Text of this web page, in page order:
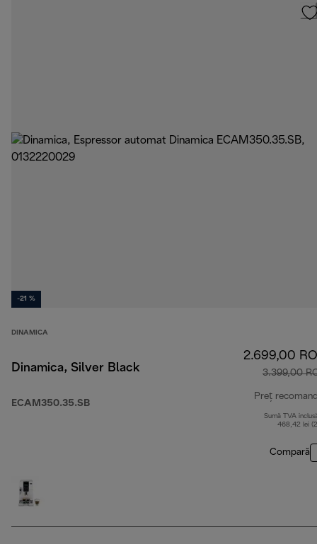
-21 %
DINAMICA
Dinamica, Silver Black
ECAM350.35.SB
2.699,00
3.399,00
Preț
Sumă TVA
468,42 lei
Compară